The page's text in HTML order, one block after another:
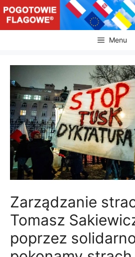
Przejdź
do
treści
Menu
Zarządzanie
Tomasz
poprzez